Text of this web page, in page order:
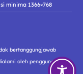
minima 1366×768
bertanggungjawab
oleh pengguna